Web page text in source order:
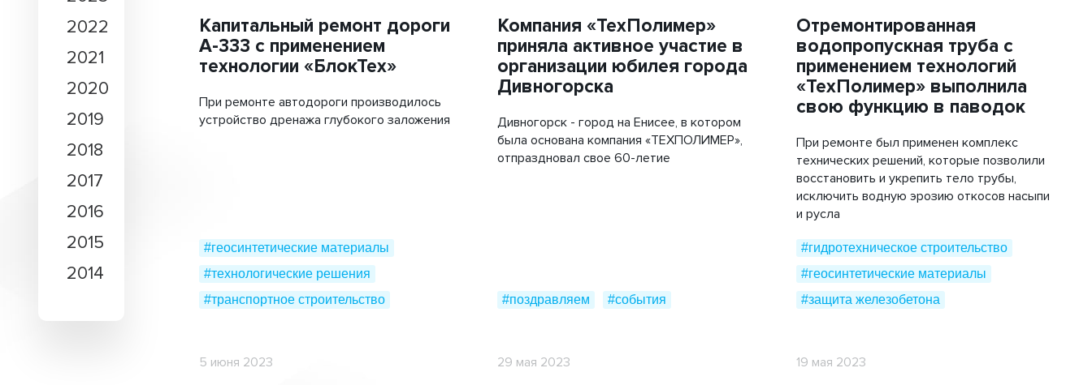
Труба напорная ПЭ
Труба перфорированная ПЭ
Трубы «ГофроКобра»
Трубы «ТехноКобра»
Cover Up
2022
2021
2020
2019
2018
2017
2016
2015
2014
#энергетический комплекс
#благотворительность
Капитальный ремонт дороги
А-333 с применением
технологии «БлокТех»
При ремонте автодороги производилось
устройство дренажа глубокого заложения
#геосинтетические материалы
#технологические решения
#транспортное строительство
Компания «ТехПолимер»
приняла активное участие в
организации юбилея города
Дивногорска
Дивногорск - город на Енисее, в котором
была основана компания «ТЕХПОЛИМЕР»,
отпраздновал свое 60-летие
#поздравляем #события
Отремонтированная
водопропускная труба с
применением технологий
«ТехПолимер» выполнила
свою функцию в паводок
При ремонте был применен комплекс
технических решений, которые позволили
восстановить и укрепить тело трубы,
исключить водную эрозию откосов насыпи
и русла
#гидротехническое строительство
#геосинтетические материалы
#защита железобетона
5 июня 2023 29 мая 2023 19 мая 2023